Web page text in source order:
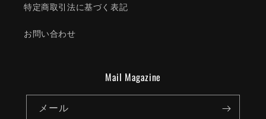
特定商取引法に基づく表記
お問い合わせ
Mail Magazine
メール